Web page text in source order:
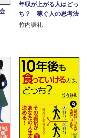
年収が上がる人はどっ
ち？ 稼ぐ人の思考法
竹内謙礼